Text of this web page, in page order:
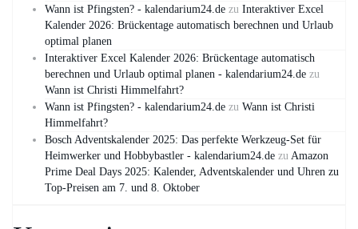
Wann ist Pfingsten? - kalendarium24.de zu Interaktiver Excel
Kalender 2026: Brückentage automatisch berechnen und Urlaub
optimal planen
Interaktiver Excel Kalender 2026: Brückentage automatisch
berechnen und Urlaub optimal planen - kalendarium24.de zu
Wann ist Christi Himmelfahrt?
Wann ist Pfingsten? - kalendarium24.de zu Wann ist Christi
Himmelfahrt?
Bosch Adventskalender 2025: Das perfekte Werkzeug-Set für
Heimwerker und Hobbybastler - kalendarium24.de zu Amazon
Prime Deal Days 2025: Kalender, Adventskalender und Uhren zu
Top-Preisen am 7. und 8. Oktober